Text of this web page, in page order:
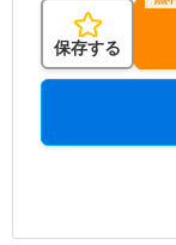
保存する